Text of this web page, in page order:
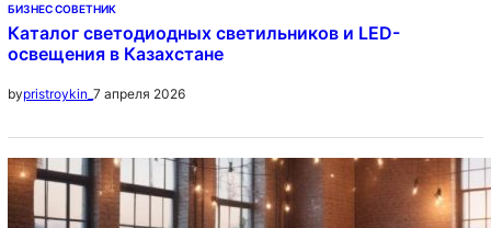
БИЗНЕС СОВЕТНИК
Каталог светодиодных светильников и LED-
освещения в Казахстане
bypristroykin_ 7 апреля 2026